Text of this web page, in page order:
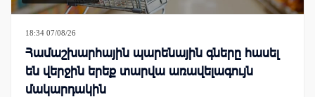
18:34 07/08/26
Համաշխարհային պարենային գները հասել
են վերջին երեք տարվա առավելագույն
մակարդակին